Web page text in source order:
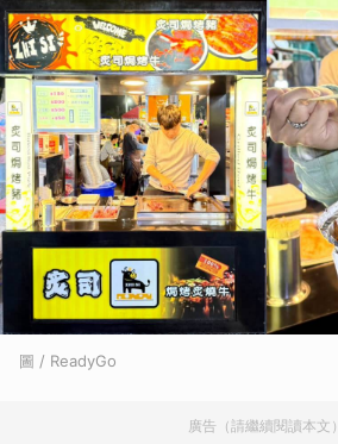
圖 / ReadyGo
廣告（請繼續閱讀本文）